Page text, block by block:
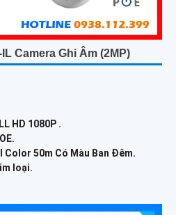
Camera Ghi Âm (2MP)
HD 1080P .
Color 50m Có Màu Ban Ðêm.
loại.